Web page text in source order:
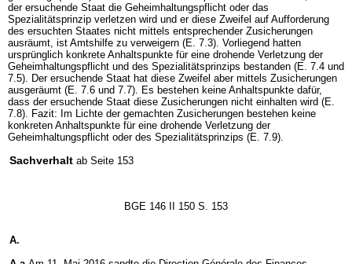
der ersuchende Staat die Geheimhaltungspflicht oder das
Spezialitätsprinzip verletzen wird und er diese Zweifel auf Aufforderung
des ersuchten Staates nicht mittels entsprechender Zusicherungen
ausräumt, ist Amtshilfe zu verweigern (E. 7.3). Vorliegend hatten
ursprünglich konkrete Anhaltspunkte für eine drohende Verletzung der
Geheimhaltungspflicht und des Spezialitätsprinzips bestanden (E. 7.4 und
7.5). Der ersuchende Staat hat diese Zweifel aber mittels Zusicherungen
ausgeräumt (E. 7.6 und 7.7). Es bestehen keine Anhaltspunkte dafür,
dass der ersuchende Staat diese Zusicherungen nicht einhalten wird (E.
7.8). Fazit: Im Lichte der gemachten Zusicherungen bestehen keine
konkreten Anhaltspunkte für eine drohende Verletzung der
Geheimhaltungspflicht oder des Spezialitätsprinzips (E. 7.9).
Sachverhalt ab Seite 153
BGE 146 II 150 S. 153
A.